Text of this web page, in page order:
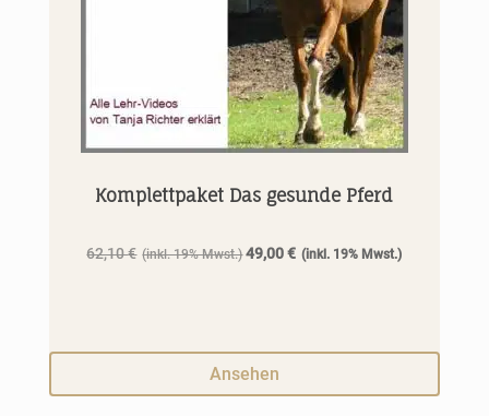
Komplettpaket Das gesunde Pferd
62,10€
Ursprünglicher
49,00€
Aktueller
Ansehen